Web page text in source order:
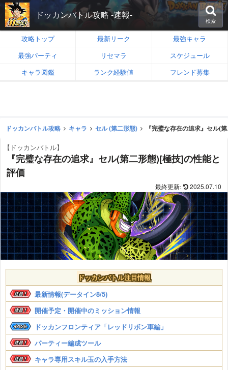
ドッカンバトル攻略 -速報-
検索
攻略トップ 最新リーク
最強キャラ
最強パーティ
リセマラ
スケジュール
キャラ図鑑
ランク経験値 フレンド募集
ドッカンバトル攻略 キャラ セル (第二形態) 『完璧な存在の追求』セル(
【ドッカンバトル】
『完璧な存在の追求』セル(第二形態)[極技]の性能と
評価
2025.07.10
ドッカンバトル注目情報
最新情報(データイン8/5)
開催予定・開催中のミッション情報
ドッカンフロンティア「レッドリボン軍編」
パーティー編成ツール
キャラ専用スキル玉の入手方法